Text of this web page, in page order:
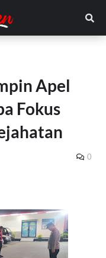
Apel
Fokus
0